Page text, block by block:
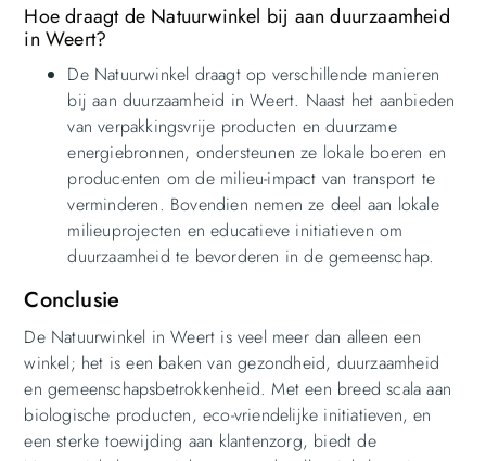
Hoe draagt de Natuurwinkel bij aan duurzaamheid
in Weert?
De Natuurwinkel draagt op verschillende manieren
bij aan duurzaamheid in Weert. Naast het aanbieden
van verpakkingsvrije producten en duurzame
energiebronnen, ondersteunen ze lokale boeren en
producenten om de milieu-impact van transport te
verminderen. Bovendien nemen ze deel aan lokale
milieuprojecten en educatieve initiatieven om
duurzaamheid te bevorderen in de gemeenschap.
Conclusie
De Natuurwinkel in Weert is veel meer dan alleen een
winkel; het is een baken van gezondheid, duurzaamheid
en gemeenschapsbetrokkenheid. Met een breed scala aan
biologische producten, eco-vriendelijke initiatieven, en
een sterke toewijding aan klantenzorg, biedt de